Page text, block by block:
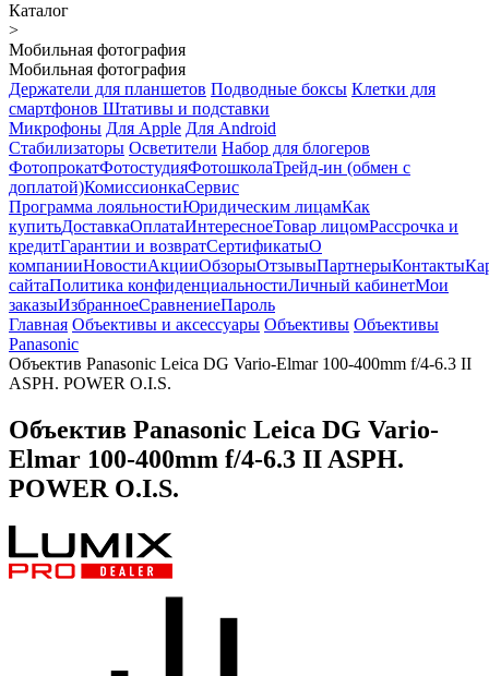
Каталог
>
Мобильная фотография
Мобильная фотография
Держатели для планшетов Подводные боксы Клетки для
смартфонов Штативы и подставки
Микрофоны Для Apple Для Android
Стабилизаторы Осветители Набор для блогеров
ФотопрокатФотостудияФотошколаТрейд-ин (обмен с
доплатой)КомиссионкаСервис
Программа лояльностиЮридическим лицамКак
купитьДоставкаОплатаИнтересноеТовар лицомРассрочка и
кредитГарантии и возвратСертификатыО
компанииНовостиАкцииОбзорыОтзывыПартнерыКонтакты
сайтаПолитика конфиденциальностиЛичный кабинетМои
заказыИзбранноеСравнениеПароль
Главная Объективы и аксессуары Объективы Объективы
Panasonic
Объектив Panasonic Leica DG Vario-Elmar 100-400mm f/4-6.3 II
ASPH. POWER O.I.S.
Объектив Panasonic Leica DG Vario-
Elmar 100-400mm f/4-6.3 II ASPH.
POWER O.I.S.